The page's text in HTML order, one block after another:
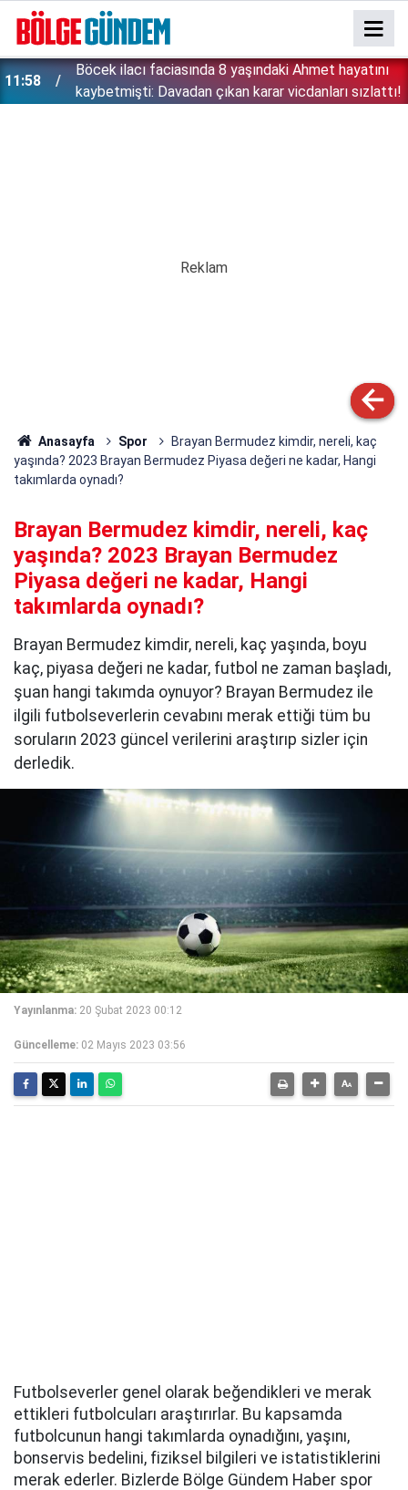
11:58
Böcek ilacı faciasında 8 yaşındaki Ahmet hayatını
kaybetmişti: Davadan çıkan karar vicdanları sızlattı!
Anasayfa Spor
Brayan Bermudez kimdir, nereli, kaç
yaşında? 2023 Brayan Bermudez Piyasa değeri ne kadar, Hangi
takımlarda oynadı?
Brayan Bermudez kimdir, nereli, kaç
yaşında? 2023 Brayan Bermudez
Piyasa değeri ne kadar, Hangi
takımlarda oynadı?
Brayan Bermudez kimdir, nereli, kaç yaşında, boyu
kaç, piyasa değeri ne kadar, futbol ne zaman başladı,
şuan hangi takımda oynuyor? Brayan Bermudez ile
ilgili futbolseverlerin cevabını merak ettiği tüm bu
soruların 2023 güncel verilerini araştırıp sizler için
derledik.
Yayınlanma: 20 Şubat 2023 00:12
Güncelleme: 02 Mayıs 2023 03:56
Futbolseverler genel olarak beğendikleri ve merak
ettikleri futbolcuları araştırırlar. Bu kapsamda
futbolcunun hangi takımlarda oynadığını, yaşını,
bonservis bedelini, fiziksel bilgileri ve istatistiklerini
merak ederler. Bizlerde Bölge Gündem Haber spor